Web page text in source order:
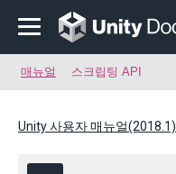
매뉴얼 스크립팅 API
Unity 사용자 매뉴얼(2018.1)